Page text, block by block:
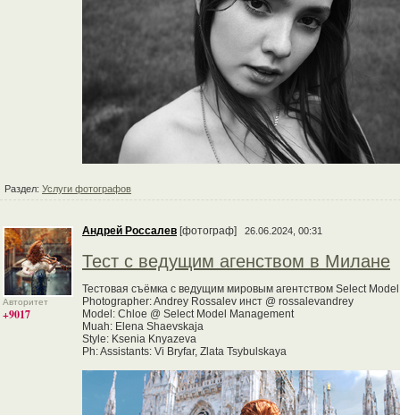
Раздел: Услуги фотографов
Авторитет
+9017
Андрей Россалев [фотограф] 26.06.2024, 00:31
Тест с ведущим агенством в Милане
Тестовая съёмка с ведущим мировым агентством Select
Photographer: Andrey Rossalev инст @ rossalevandrey
Model: Chloe @ Select Model Management
Muah: Elena Shaevskaja
Style: Ksenia Knyazeva
Ph: Assistants: Vi Bryfar, Zlata Tsybulskaya